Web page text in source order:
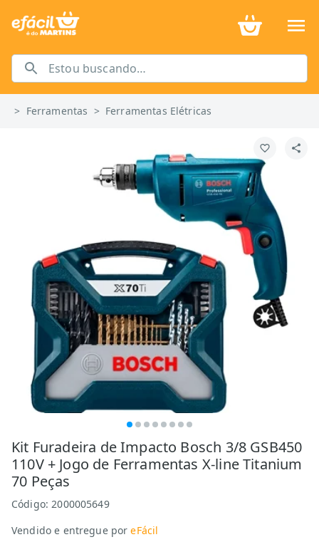
> Ferramentas > Ferramentas Elétricas
Kit Furadeira de Impacto Bosch 3/8 GSB450
110V + Jogo de Ferramentas X-line Titanium
70 Peças
Código:2000005649
Vendido e entregue por eFácil